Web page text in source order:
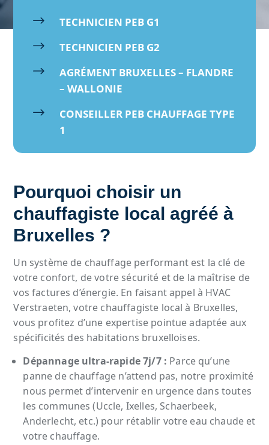
$ TECHNICIEN PEB G1
$ TECHNICIEN PEB G2
$
AGRÉMENT BRUXELLES – FLANDRE
– WALLONIE
$
CONSEILLER PEB CHAUFFAGE TYPE
1
Pourquoi choisir un
chauffagiste local agréé à
Bruxelles ?
Un système de chauffage performant est la clé de
votre confort, de votre sécurité et de la maîtrise de
vos factures d’énergie. En faisant appel à HVAC
Verstraeten, votre chauffagiste local à Bruxelles,
vous profitez d’une expertise pointue adaptée aux
spécificités des habitations bruxelloises.
Dépannage ultra-rapide 7j/7 : Parce qu’une
panne de chauffage n’attend pas, notre proximité
nous permet d’intervenir en urgence dans toutes
les communes (Uccle, Ixelles, Schaerbeek,
Anderlecht, etc.) pour rétablir votre eau chaude et
votre chauffage.